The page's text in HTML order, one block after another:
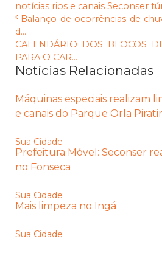
notícias rios e canais Seconser
Balanço de ocorrências de
d...
CALENDÁRIO DOS BLOCOS
PARA O CAR...
Notícias Relacionadas
Máquinas especiais realizam
e canais do Parque Orla
Sua Cidade
Prefeitura Móvel: Seconser
no Fonseca
Sua Cidade
Mais limpeza no Ingá
Sua Cidade